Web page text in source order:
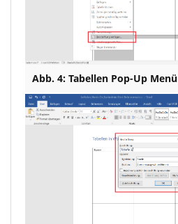
Abb. 4: Tabellen Pop-Up Menü